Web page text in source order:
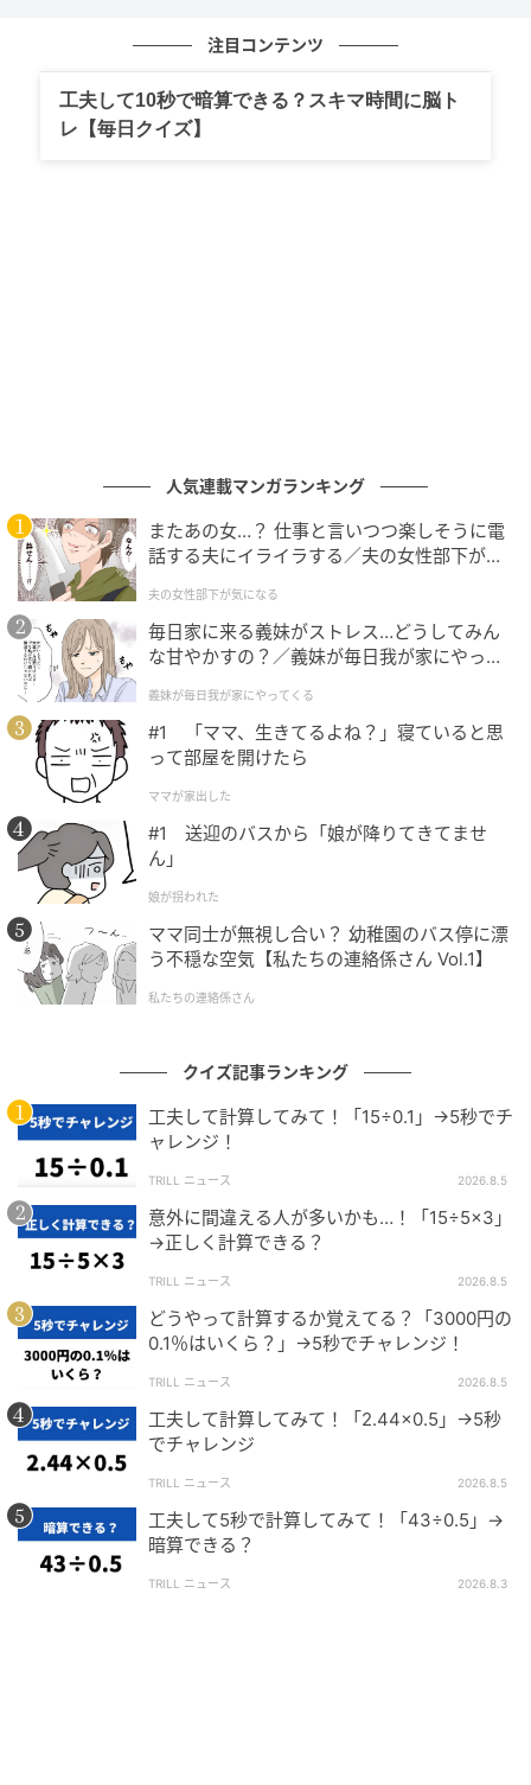
÷10は割られる数の位を一つ下げる計算で、割られる
り、549=549.0と考えて、小数点を左に一桁分動かし
た54.9が正解になります。
549÷5÷2
=(549/1)÷(5/1)÷(2/1)←整数は分母1の分数にできる
=(549/1)×(1/5)×(1/2)←分数の割り算では
を逆にした数を掛ける
= (549×1×1)/(1×5×2)←分数の掛け算では分子どうし、分母ど
うしを掛け合わせる
分母に(5×2)が現れましたね。これは、割る数どうしを
掛けたときの式と一致します。またb≠0のとき、a/bは
a÷bと変形できますので、
549/(5×2)
=549÷(5×2)
549÷5÷2=549÷(5×2)となっていることが分かります
ね。
まとめ
今回の問題では、割る数を掛け合わせて一つの割り算
にすると計算が簡単になります。
複数の割り算は、このようにまとめて計算することが
できます。ただし、この方法でいつでも計算が簡単に
なるとは限りません。
今回のように割る数どうしの掛け算が簡単で、また変
形後の式が割り算しやすい場合は確かに計算は効率化
されます。
一方で、672÷7÷8のような式はどうでしょうか？割る
注目コンテンツ
工夫して10秒で暗算できる？スキマ時間に脳ト
レ【毎日クイズ】
人気連載マンガランキング
またあの女…？ 仕事と言いつつ楽しそうに電
話する夫にイライラする／夫の女性部下が気
夫の女性部下が気になる
毎日家に来る義妹がストレス…どうしてみん
な甘やかすの？／義妹が毎日我が家にやって
が】
義妹が毎日我が家にやってくる
#1 「ママ、生きてるよね？」寝ていると思
って部屋を開けたら
ママが家出した
#1 送迎のバスから「娘が降りてきてませ
ん」
娘が拐われた
ママ同士が無視し合い？ 幼稚園のバス停に漂
う不穏な空気【私たちの連絡係さん Vol.1】
私たちの連絡係さん
クイズ記事ランキング
工夫して計算してみて！「15÷0.1」→5秒でチ
ャレンジ！
TRILL ニュース 2026.8.5
意外に間違える人が多いかも…！「15÷5×3」
→正しく計算できる？
TRILL ニュース 2026.8.5
どうやって計算するか覚えてる？「3000円の
0.1％はいくら？」→5秒でチャレンジ！
TRILL ニュース 2026.8.5
工夫して計算してみて！「2.44×0.5」→5秒
でチャレンジ
TRILL ニュース 2026.8.5
工夫して5秒で計算してみて！「43÷0.5」→
暗算できる？
TRILL ニュース 2026.8.3